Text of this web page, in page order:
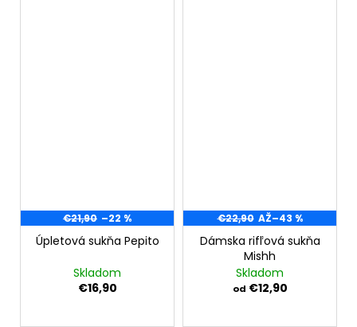
€21,90 –22 %
Úpletová sukňa Pepito
Skladom
€16,90
€22,90 AŽ–43 %
Dámska rifľová sukňa
Mishh
Skladom
od €12,90